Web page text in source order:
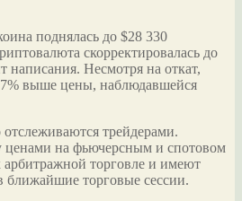
поднялась до $28 330
скорректировалась до
написания. Несмотря на откат,
выше цены, наблюдавшейся
трейдерами.
на фьючерсным и спотовом
арбитражной торговле и имеют
ближайшие торговые сессии.